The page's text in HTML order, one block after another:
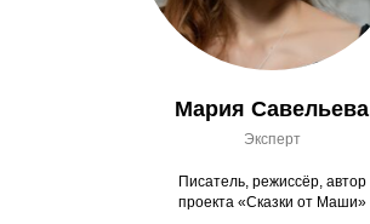
Мария Савельева
Эксперт
Писатель, режиссёр, автор
проекта «Сказки от Маши»